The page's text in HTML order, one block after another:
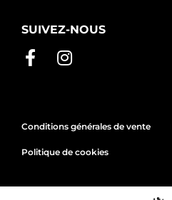
SUIVEZ-NOUS
Conditions générales de vente
Politique de cookies